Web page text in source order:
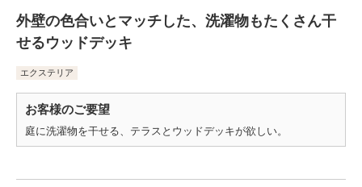
外壁の色合いとマッチした、洗濯物もたくさん干
せるウッドデッキ
エクステリア
お客様のご要望
庭に洗濯物を干せる、テラスとウッドデッキが欲しい。